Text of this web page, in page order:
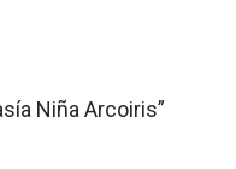
Niña Arcoiris”